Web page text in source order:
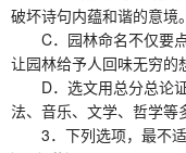
破坏诗句内蕴和谐的意境。
C．园林命名不仅要点
让园林给予人回味无穷的
D．选文用总分总论证
法、音乐、文学、哲学等
3．下列选项，最不适